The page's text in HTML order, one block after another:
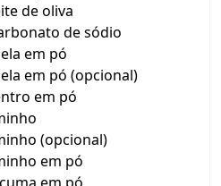
de oliva
de sódio
em pó
em pó (opcional)
em pó
(opcional)
em pó